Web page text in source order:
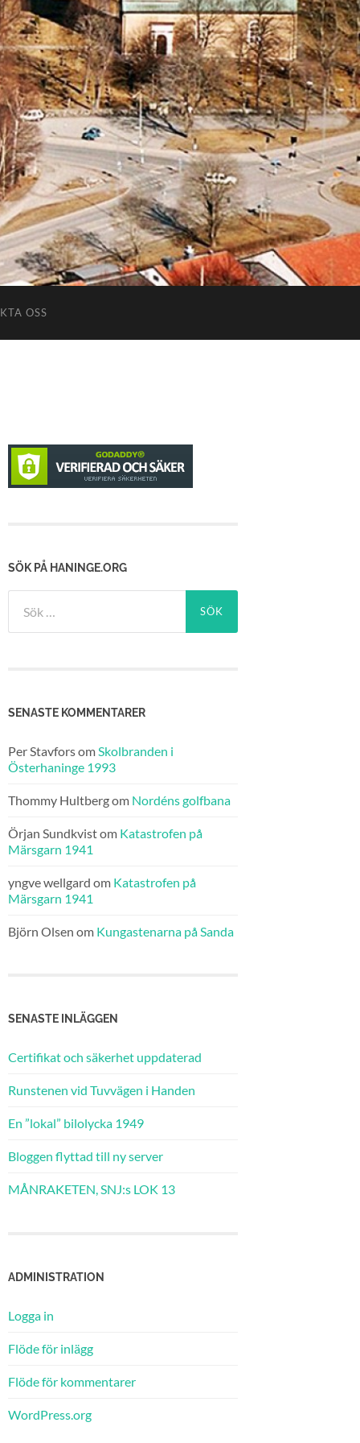
OSS
SÖK PÅ HANINGE.ORG
efter:
SENASTE KOMMENTARER
Per Stavforsom Skolbranden i
Österhaninge 1993
Thommy Hultbergom Nordéns golfbana
Örjan Sundkvistom Katastrofen på
Märsgarn 1941
yngve wellgard om Katastrofen på
Märsgarn 1941
Björn Olsen om Kungastenarna på Sanda
SENASTE INLÄGGEN
Certifikat och säkerhet uppdaterad
Runstenen vid Tuvvägen i Handen
En ”lokal” bilolycka 1949
Bloggen flyttad till ny server
MÅNRAKETEN, SNJ:s LOK 13
ADMINISTRATION
Logga in
Flöde för inlägg
Flöde för kommentarer
WordPress.org